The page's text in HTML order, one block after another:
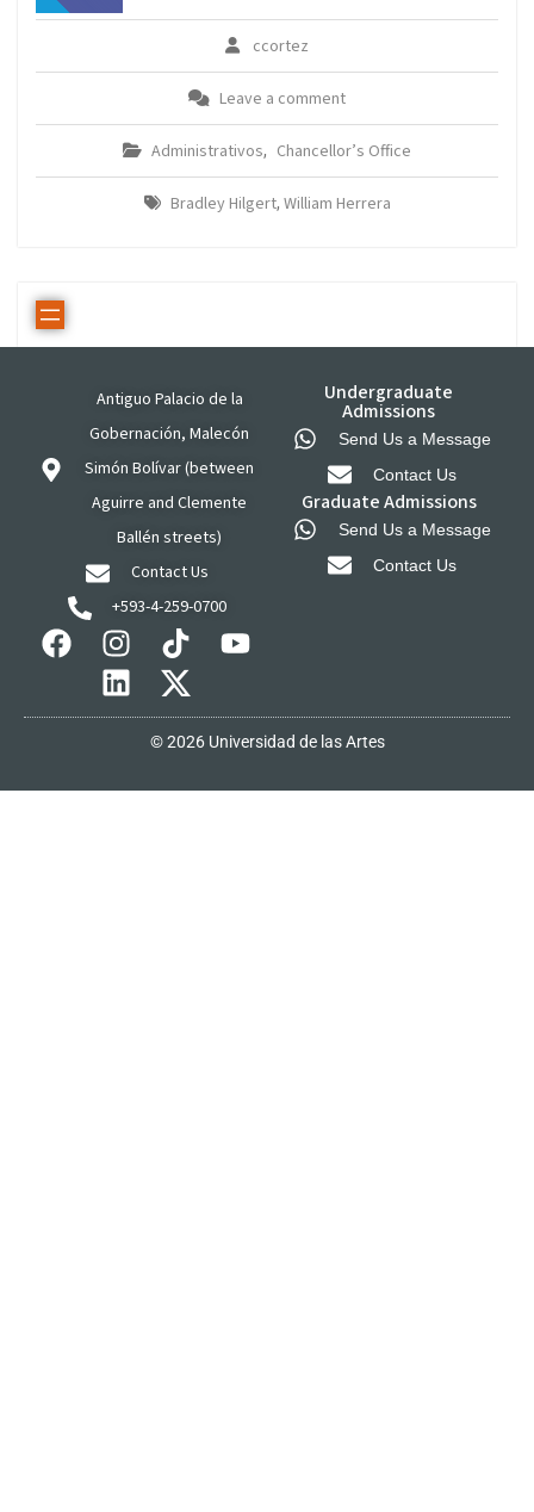
ccortez
Leave a comment
Administrativos, Chancellor’s Office
Bradley Hilgert, William Herrera
Antiguo Palacio de la
Gobernación, Malecón
Simón Bolívar (between
Aguirre and Clemente
Ballén streets)
Contact Us
+593-4-259-0700
Undergraduate
Admissions
Send Us a Message
Contact Us
Graduate Admissions
Send Us a Message
Contact Us
© 2026 Universidad de las Artes